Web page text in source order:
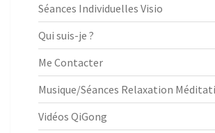
Séances Individuelles Visio
Qui suis-je ?
Me Contacter
Musique/Séances Relaxation
Vidéos QiGong